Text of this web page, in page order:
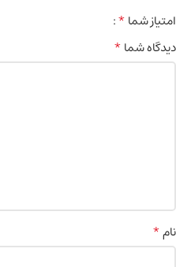
امتیاز شما*
دیدگاه شما*
نام*